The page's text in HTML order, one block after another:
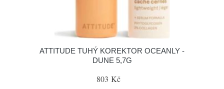
ATTITUDE TUHÝ KOREKTOR OCEANLY -
DUNE 5,7G
803 Kč